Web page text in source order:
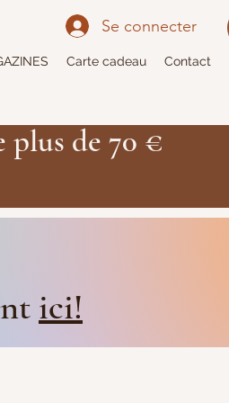
Carte cadeau Contact
Se connecter
de 70 €
ici!